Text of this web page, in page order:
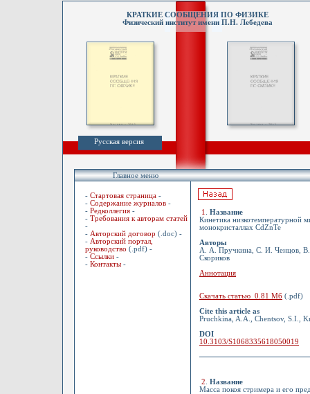
КРАТКИЕ СООБЩЕНИЯ ПО ФИЗИКЕ
Физический институт имени П.Н. Лебедева
Русская версия
Главное меню
- Стартовая страница -
- Содержание журналов -
- Редколлегия -
- Требования к авторам статей
-
- Авторский договор (.doc) -
- Авторский портал,
руководство (.pdf) -
- Ссылки -
- Контакты -
1
Название
Кинетика низкотемпературной
монокристаллах CdZnTe
Авторы
А. А. Пручкина, С. И. Ченцов,
Скориков
Аннотация
Скачать статью 0.81 Мб (.pdf)
Cite this article as
Pruchkina, A.A., Chentsov, S.I.,
DOI
10.3103/S1068335618050019
2
Название
Масса покоя стримера и его